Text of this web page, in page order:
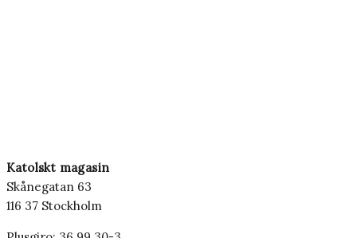
Katolskt magasin
Skånegatan 63
116 37 Stockholm